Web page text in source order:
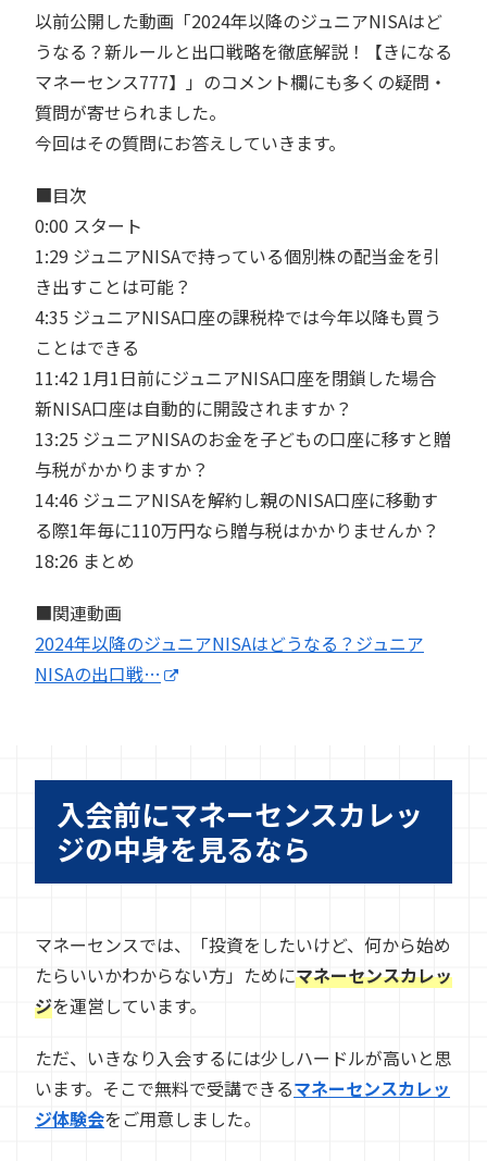
以前公開した動画「2024年以降のジュニアNISAはど
うなる？新ルールと出口戦略を徹底解説！【きになる
マネーセンス777】」のコメント欄にも多くの疑問・
質問が寄せられました。
今回はその質問にお答えしていきます。
■目次
0:00 スタート
1:29 ジュニアNISAで持っている個別株の配当金を引
き出すことは可能？
4:35 ジュニアNISA口座の課税枠では今年以降も買う
ことはできる
11:42 1月1日前にジュニアNISA口座を閉鎖した場合
新NISA口座は自動的に開設されますか？
13:25 ジュニアNISAのお金を子どもの口座に移すと贈
与税がかかりますか？
14:46 ジュニアNISAを解約し親のNISA口座に移動す
る際1年毎に110万円なら贈与税はかかりませんか？
18:26 まとめ
■関連動画
2024年以降のジュニアNISAはどうなる？ジュニア
NISAの出口戦…
入会前にマネーセンスカレッ
ジの中身を見るなら
マネーセンスでは、「投資をしたいけど、何から始め
たらいいかわからない方」ためにマネーセンスカレッ
ジを運営しています。
ただ、いきなり入会するには少しハードルが高いと思
います。そこで無料で受講できるマネーセンスカレッ
ジ体験会をご用意しました。